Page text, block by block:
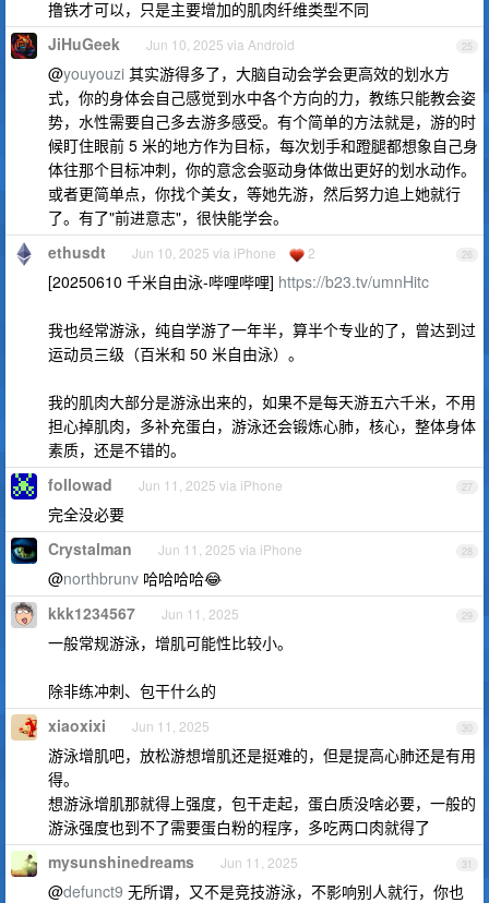
撸铁才可以，只是主要增加的肌肉纤维类型不同
25
JiHuGeek Jun 10, 2025 via Android
@youyouzi 其实游得多了，大脑自动会学会更高效的划水方
式，你的身体会自己感觉到水中各个方向的力，教练只能教会姿
势，水性需要自己多去游多感受。有个简单的方法就是，游的时
候盯住眼前 5 米的地方作为目标，每次划手和蹬腿都想象自己身
体往那个目标冲刺，你的意念会驱动身体做出更好的划水动作。
或者更简单点，你找个美女，等她先游，然后努力追上她就行
了。有了"前进意志"，很快能学会。
26
ethusdt Jun 10, 2025 via iPhone 2
[20250610 千米自由泳-哔哩哔哩] https://b23.tv/umnHitc
我也经常游泳，纯自学游了一年半，算半个专业的了，曾达到过
运动员三级（百米和 50 米自由泳）。
我的肌肉大部分是游泳出来的，如果不是每天游五六千米，不用
担心掉肌肉，多补充蛋白，游泳还会锻炼心肺，核心，整体身体
素质，还是不错的。
27
followad Jun 11, 2025 via iPhone
完全没必要
28
Crystalman Jun 11, 2025 via iPhone
@northbrunv 哈哈哈哈😂
29
kkk1234567 Jun 11, 2025
一般常规游泳，增肌可能性比较小。
除非练冲刺、包干什么的
30
xiaoxixi Jun 11, 2025
游泳增肌吧，放松游想增肌还是挺难的，但是提高心肺还是有用
得。
想游泳增肌那就得上强度，包干走起，蛋白质没啥必要，一般的
游泳强度也到不了需要蛋白粉的程序，多吃两口肉就得了
31
mysunshinedreams Jun 11, 2025
@defunct9 无所谓，又不是竞技游泳，不影响别人就行，你也